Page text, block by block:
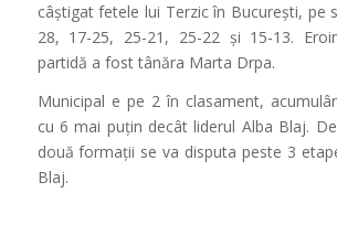
câștigat fetele lui Terzic în București, pe
28, 17-25, 25-21, 25-22 și 15-13.
partidă a fost tânăra Marta Drpa.
Municipal e pe 2 în clasament,
cu 6 mai puțin decât liderul Alba Blaj.
două formații se va disputa peste 3
Blaj.